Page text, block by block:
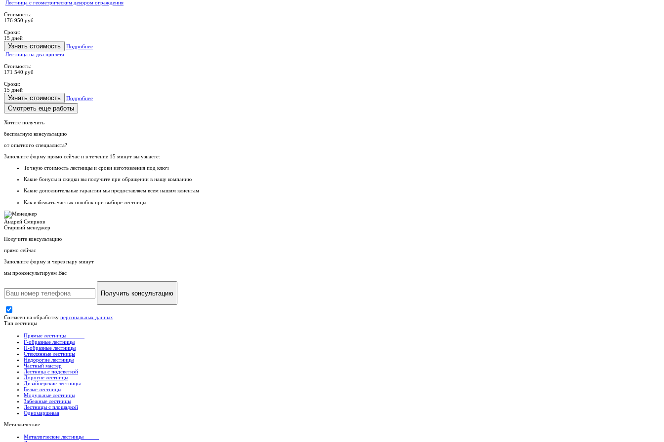
Лестница с геометрическим декором ограждения
Стоимость:
176 950 руб
Сроки:
15 дней
Узнать стоимость
Подробнее
Лестница на два пролета
Стоимость:
171 540 руб
Сроки:
15 дней
Узнать стоимость Подробнее
Смотреть еще работы
Хотите получить
бесплатную консультацию
от опытного специалиста?
Заполните форму прямо сейчас и в течение 15 минут вы узнаете:
Точную стоимость лестницы и сроки изготовления под ключ
Какие бонусы и скидки вы получите при обращении в нашу компанию
Какие дополнительные гарантии мы предоставляем всем нашим клиентам
Как избежать частых ошибок при выборе лестницы
Андрей Смирнов
Старший менеджер
Получите консультацию
прямо сейчас
Заполните форму и через пару минут
мы проконсультируем Вас
Получить консультацию
Согласен на обработку персональных данных
Тип лестницы
Прямые лестницы
Г-образные лестницы
П-образные лестницы
Стеклянные лестницы
Недорогие лестницы
Частный мастер
Лестница с подсветкой
Дорогие лестницы
Дизайнерские лестницы
Белые лестницы
Модульные лестницы
Забежные лестницы
Лестницы с площадкой
Одномаршевая
Металлические
Металлические лестницы